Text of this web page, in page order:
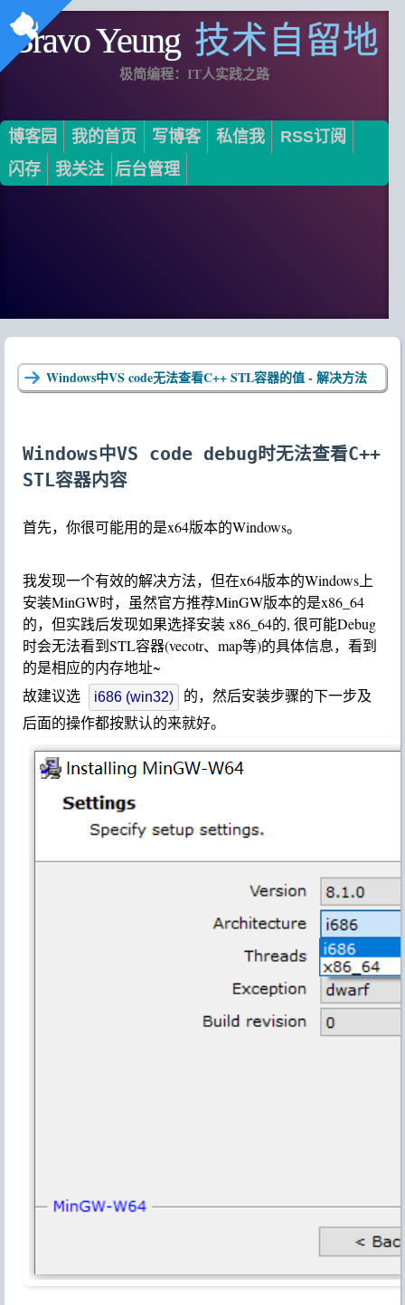
Bravo Yeung 技术自留地
极简编程：IT人实践之路
博客园 我的首页 写博客 私信我
RSS订阅
闪存
我关注 后台管理
Windows中VS code无法查看C++ STL容器的值 - 解决方法
Windows中VS code debug时无法查看C++
STL容器内容
首先，你很可能用的是x64版本的Windows。
我发现一个有效的解决方法，但在x64版本的Windows上
安装MinGW时，虽然官方推荐MinGW版本的是x86_64
的，但实践后发现如果选择安装 x86_64的, 很可能Debug
时会无法看到STL容器(vecotr、map等)的具体信息，看到
的是相应的内存地址~
故建议选
i686 (win32)
的，然后安装步骤的下一步及
后面的操作都按默认的来就好。